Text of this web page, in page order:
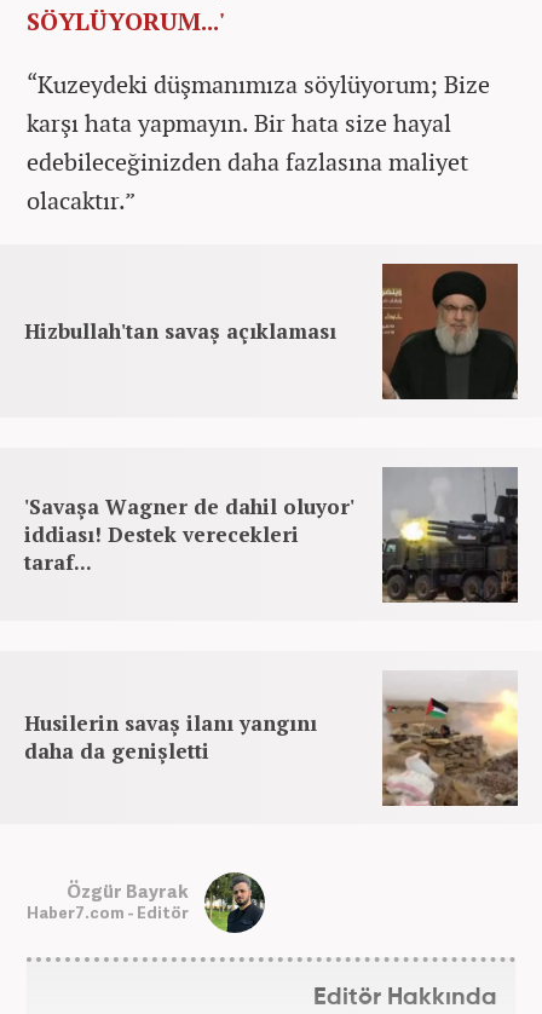
SÖYLÜYORUM...'
“Kuzeydeki düşmanımıza söylüyorum; Bize
karşı hata yapmayın. Bir hata size hayal
edebileceğinizden daha fazlasına maliyet
olacaktır.”
Hizbullah'tan savaş açıklaması
'Savaşa Wagner de dahil oluyor'
iddiası! Destek verecekleri
taraf...
Husilerin savaş ilanı yangını
daha da genişletti
Özgür Bayrak
Haber7.com - Editör
Editör Hakkında